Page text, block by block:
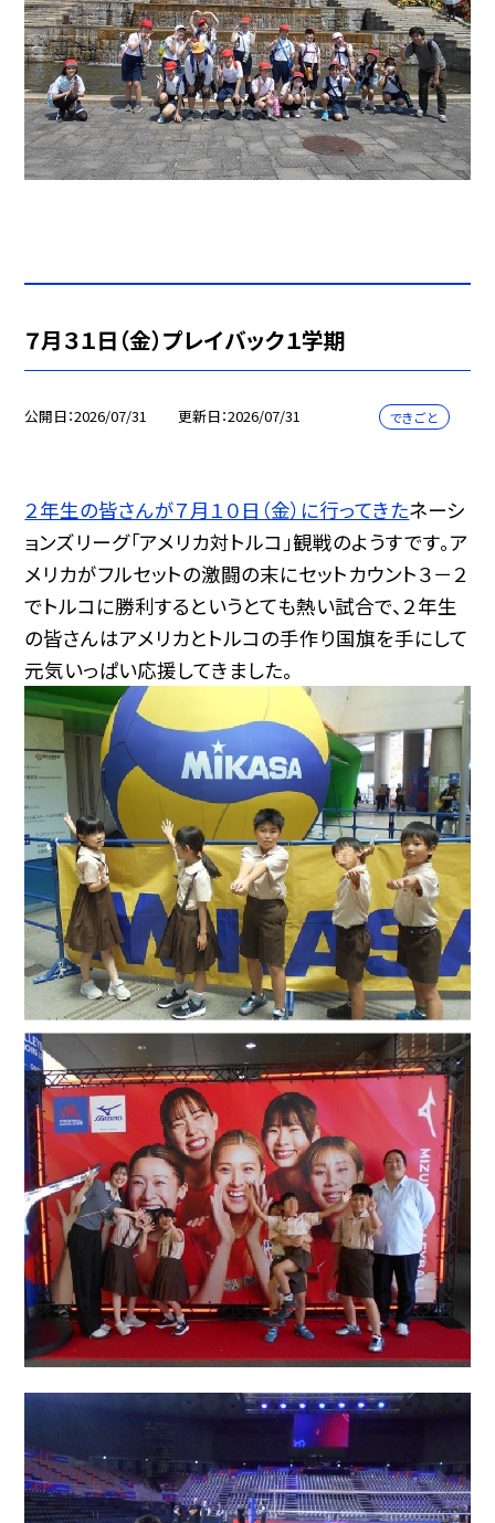
７月３１日（金）プレイバック１学期
公開日 2026/07/31 更新日 2026/07/31 できごと
２年生の皆さんが７月１０日（金）に行ってきたネーシ
ョンズリーグ「アメリカ対トルコ」観戦のようすです。ア
メリカがフルセットの激闘の末にセットカウント３－２
でトルコに勝利するというとても熱い試合で、２年生
の皆さんはアメリカとトルコの手作り国旗を手にして
元気いっぱい応援してきました。